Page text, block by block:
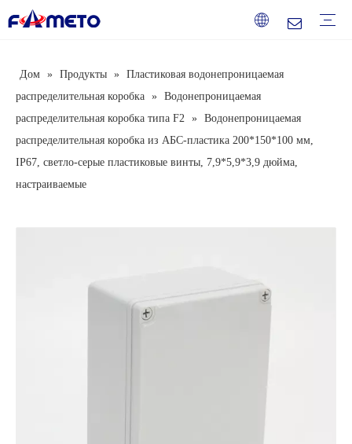
Дом » Продукты » Пластиковая водонепроницаемая
распределительная коробка » Водонепроницаемая
распределительная коробка типа F2 » Водонепроницаемая
распределительная коробка из АБС-пластика 200*150*100 мм,
IP67, светло-серые пластиковые винты, 7,9*5,9*3,9 дюйма,
настраиваемые